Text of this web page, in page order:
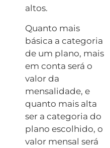
altos.
Quanto mais
básica a categoria
de um plano, mais
em conta será o
valor da
mensalidade, e
quanto mais alta
ser a categoria do
plano escolhido, o
valor mensal será